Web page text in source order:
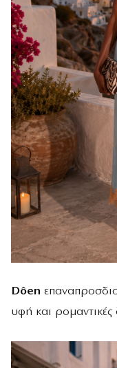
Dôen
υφή και ρομαντικές